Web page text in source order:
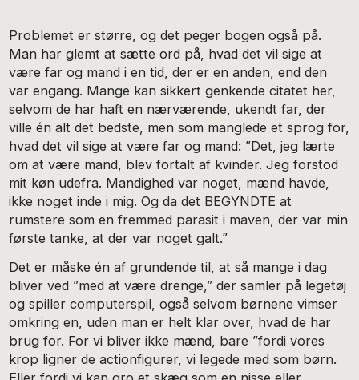
Problemet er større, og det peger bogen også på.
Man har glemt at sætte ord på, hvad det vil sige at
være far og mand i en tid, der er en anden, end den
var engang. Mange kan sikkert genkende citatet her,
selvom de har haft en nærværende, ukendt far, der
ville én alt det bedste, men som manglede et sprog for,
hvad det vil sige at være far og mand: ”Det, jeg lærte
om at være mand, blev fortalt af kvinder. Jeg forstod
mit køn udefra. Mandighed var noget, mænd havde,
ikke noget inde i mig. Og da det BEGYNDTE at
rumstere som en fremmed parasit i maven, der var min
første tanke, at der var noget galt.”
Det er måske én af grundende til, at så mange i dag
bliver ved ”med at være drenge,” der samler på legetøj
og spiller computerspil, også selvom børnene vimser
omkring en, uden man er helt klar over, hvad de har
brug for. For vi bliver ikke mænd, bare ”fordi vores
krop ligner de actionfigurer, vi legede med som børn.